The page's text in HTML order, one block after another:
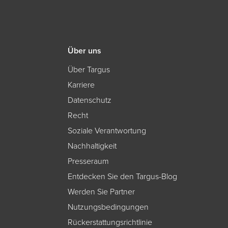
Über uns
Über Targus
Karriere
Datenschutz
Recht
Soziale Verantwortung
Nachhaltigkeit
Presseraum
Entdecken Sie den Targus-Blog
Werden Sie Partner
Nutzungsbedingungen
Rückerstattungsrichtlinie